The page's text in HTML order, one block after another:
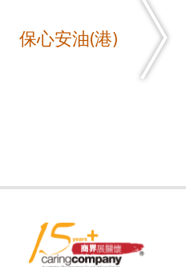
保心安油(港)